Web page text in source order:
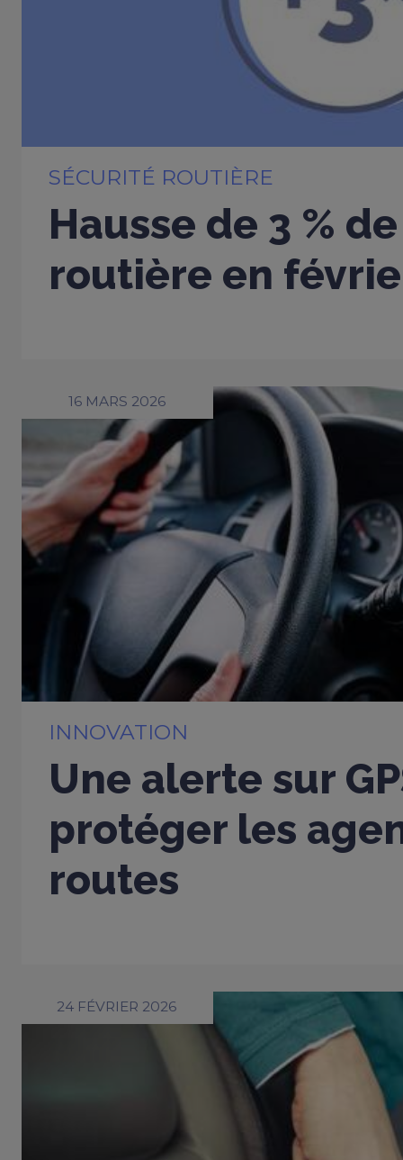
SÉCURITÉ ROUTIÈRE
Hausse de 3 %
routière en
16 MARS 2026
INNOVATION
Une alerte sur
protéger les
routes
24 FÉVRIER 2026